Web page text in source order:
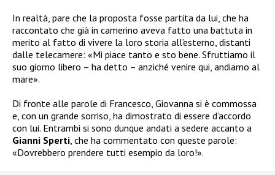
In realtà, pare che la proposta fosse partita da lui, che ha
raccontato che già in camerino aveva fatto una battuta in
merito al fatto di vivere la loro storia all’esterno, distanti
dalle telecamere: «Mi piace tanto e sto bene. Sfruttiamo il
suo giorno libero – ha detto – anziché venire qui, andiamo al
mare».
Di fronte alle parole di Francesco, Giovanna si è commossa
e, con un grande sorriso, ha dimostrato di essere d’accordo
con lui. Entrambi si sono dunque andati a sedere accanto a
Gianni Sperti , che ha commentato con queste parole:
«Dovrebbero prendere tutti esempio da loro!».